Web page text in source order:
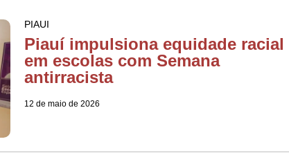
PIAUI
Piauí impulsiona equidade racial
em escolas com Semana
antirracista
12 de maio de 2026